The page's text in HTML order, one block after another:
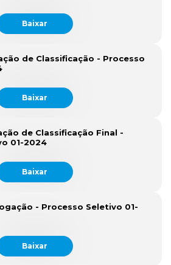
Baixar
de Classificação - Processo
Baixar
de Classificação Final -
01-2024
Baixar
- Processo Seletivo 01-
Baixar